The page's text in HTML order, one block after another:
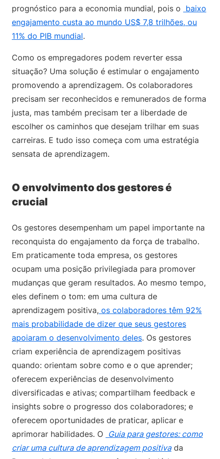
prognóstico para a economia mundial, pois o baixo
engajamento custa ao mundo US$ 7,8 trilhões, ou
11% do PIB mundial.
Como os empregadores podem reverter essa
situação? Uma solução é estimular o engajamento
promovendo a aprendizagem. Os colaboradores
precisam ser reconhecidos e remunerados de forma
justa, mas também precisam ter a liberdade de
escolher os caminhos que desejam trilhar em suas
carreiras. E tudo isso começa com uma estratégia
sensata de aprendizagem.
O envolvimento dos gestores é
crucial
Os gestores desempenham um papel importante na
reconquista do engajamento da força de trabalho.
Em praticamente toda empresa, os gestores
ocupam uma posição privilegiada para promover
mudanças que geram resultados. Ao mesmo tempo,
eles definem o tom: em uma cultura de
aprendizagem positiva, os colaboradores têm 92%
mais probabilidade de dizer que seus gestores
apoiaram o desenvolvimento deles. Os gestores
criam experiência de aprendizagem positivas
quando: orientam sobre como e o que aprender;
oferecem experiências de desenvolvimento
diversificadas e ativas; compartilham feedback e
insights sobre o progresso dos colaboradores; e
oferecem oportunidades de praticar, aplicar e
aprimorar habilidades. O Guia para gestores: como
criar uma cultura de aprendizagem positivada